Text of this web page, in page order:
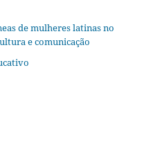
de mulheres latinas no
e comunicação